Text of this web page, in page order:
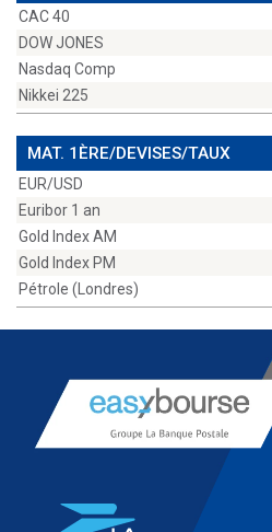
CAC 40
DOW JONES
Nasdaq Comp
Nikkei 225
MAT. 1ÈRE/DEVISES/TAUX
EUR/USD
Euribor 1 an
Gold Index AM
Gold Index PM
Pétrole (Londres)